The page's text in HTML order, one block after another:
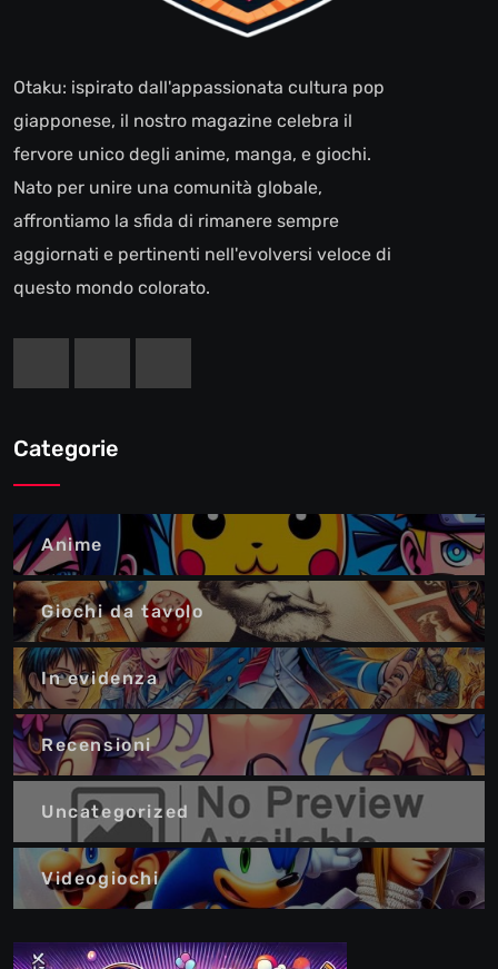
Otaku: ispirato dall'appassionata cultura pop
giapponese, il nostro magazine celebra il
fervore unico degli anime, manga, e giochi.
Nato per unire una comunità globale,
affrontiamo la sfida di rimanere sempre
aggiornati e pertinenti nell'evolversi veloce di
questo mondo colorato.
Categorie
Anime
Giochi da tavolo
In evidenza
Recensioni
Uncategorized
Videogiochi